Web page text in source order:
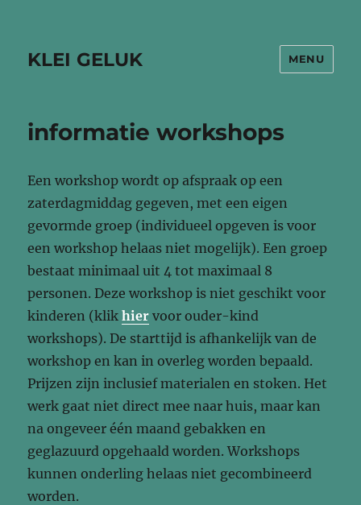
KLEI GELUK MENU
informatie workshops
Een workshop wordt op afspraak op een
zaterdagmiddag gegeven, met een eigen
gevormde groep (individueel opgeven is voor
een workshop helaas niet mogelijk). Een groep
bestaat minimaal uit 4 tot maximaal 8
personen. Deze workshop is niet geschikt voor
kinderen (klikhier voor ouder-kind
workshops). De starttijd is afhankelijk van de
workshop en kan in overleg worden bepaald.
Prijzen zijn inclusief materialen en stoken. Het
werk gaat niet direct mee naar huis, maar kan
na ongeveer één maand gebakken en
geglazuurd opgehaald worden. Workshops
kunnen onderling helaas niet gecombineerd
worden.